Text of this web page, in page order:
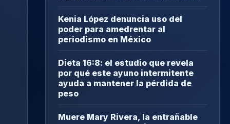
Kenia López denuncia uso del
poder para amedrentar al
periodismo en México
Dieta 16:8: el estudio que revela
por qué este ayuno intermitente
ayuda a mantener la pérdida de
peso
Muere Mary Rivera, la entrañable